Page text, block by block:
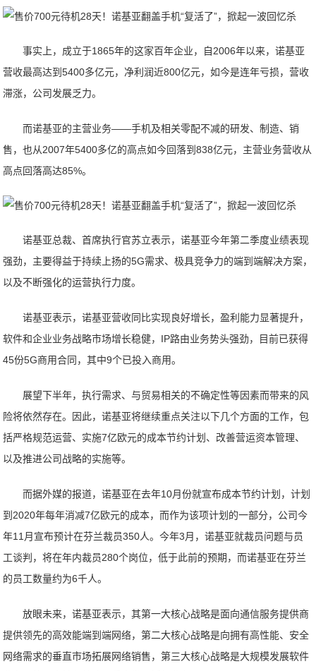
事实上，成立于1865年的这家百年企业，自2006年以来，诺基亚
营收最高达到5400多亿元，净利润近800亿元，如今是连年亏损，营收
滞涨，公司发展乏力。
而诺基亚的主营业务——手机及相关零配不减的研发、制造、销
售，也从2007年5400多亿的高点如今回落到838亿元，主营业务营收从
高点回落高达85%。
诺基亚总裁、首席执行官苏立表示，诺基亚今年第二季度业绩表现
强劲，主要得益于持续上扬的5G需求、极具竞争力的端到端解决方案，
以及不断强化的运营执行力度。
诺基亚表示，诺基亚营收同比实现良好增长，盈利能力显著提升，
软件和企业业务战略市场增长稳健，IP路由业务势头强劲，目前已获得
45份5G商用合同，其中9个已投入商用。
展望下半年，执行需求、与贸易相关的不确定性等因素而带来的风
险将依然存在。因此，诺基亚将继续重点关注以下几个方面的工作，包
括严格规范运营、实施7亿欧元的成本节约计划、改善营运资本管理、
以及推进公司战略的实施等。
而据外媒的报道，诺基亚在去年10月份就宣布成本节约计划，计划
到2020年每年消减7亿欧元的成本，而作为该项计划的一部分，公司今
年11月宣布预计在芬兰裁员350人。今年3月，诺基亚就裁员问题与员
工谈判，将在年内裁员280个岗位，低于此前的预期，而诺基亚在芬兰
的员工数量约为6千人。
放眼未来，诺基亚表示，其第一大核心战略是面向通信服务提供商
提供领先的高效能端到端网络，第二大核心战略是向拥有高性能、安全
网络需求的垂直市场拓展网络销售，第三大核心战略是大规模发展软件